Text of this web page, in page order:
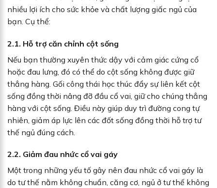
nhiều lợi ích cho sức khỏe và chất lượng giấc ngủ của
bạn. Cụ thể:
2.1. Hỗ trợ căn chỉnh cột sống
Nếu bạn thường xuyên thức dậy với cảm giác cứng cổ
hoặc đau lưng, đó có thể do cột sống không được giữ
thẳng hàng. Gối công thái học thúc đẩy sự liên kết cột
sống đồng thời nâng đỡ đầu cổ vai, giữ cho chúng thẳng
hàng với cột sống. Điều này giúp duy trì đường cong tự
nhiên, giảm áp lực lên các đốt sống đồng thời hỗ trợ tư
thế ngủ đúng cách.
2.2. Giảm đau nhức cổ vai gáy
Một trong những yếu tố gây nên đau nhức cổ vai gáy là
do tư thế nằm không chuẩn, căng cơ, ngủ ở tư thế không